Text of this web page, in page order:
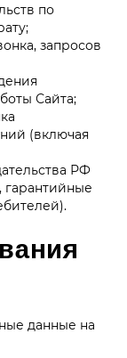
по
запросов
Сайта;
(включая
РФ
гарантийные
данные на